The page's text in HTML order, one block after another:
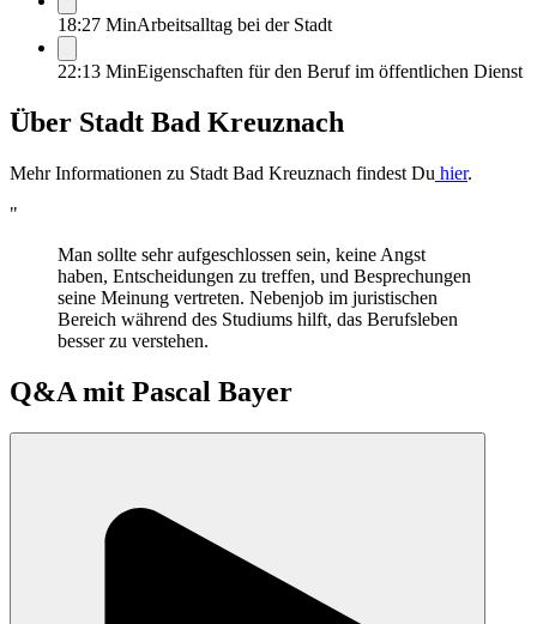
18:27 MinArbeitsalltag bei der Stadt
22:13 MinEigenschaften für den Beruf im öffentlichen Dienst
Über Stadt Bad Kreuznach
Mehr Informationen zu Stadt Bad Kreuznach findest Du hier.
"
Man sollte sehr aufgeschlossen sein, keine Angst
haben, Entscheidungen zu treffen, und Besprechungen
seine Meinung vertreten. Nebenjob im juristischen
Bereich während des Studiums hilft, das Berufsleben
besser zu verstehen.
Q&A mit Pascal Bayer